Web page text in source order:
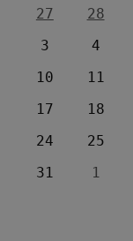
27
28
3
4
10
11
17
18
24
25
31
1